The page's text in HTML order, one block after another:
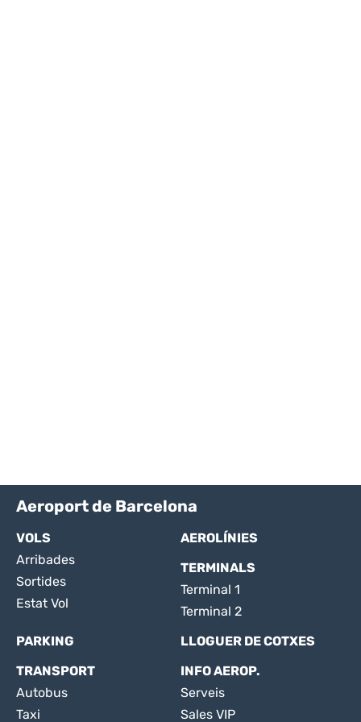
Aeroport de Barcelona
VOLS
Arribades
Sortides
Estat Vol
AEROLÍNIES
TERMINALS
Terminal 1
Terminal 2
PARKING
LLOGUER DE COTXES
TRANSPORT
Autobus
Taxi
INFO AEROP.
Serveis
Sales VIP